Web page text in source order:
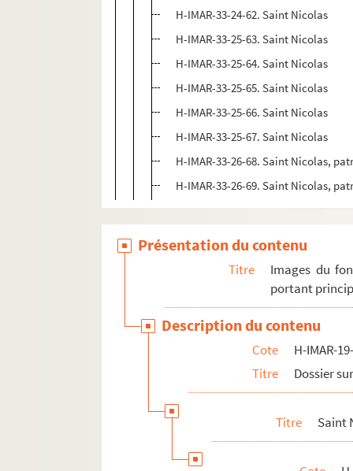
H-IMAR-33-24-62. Saint Nicolas
H-IMAR-33-25-63. Saint Nicolas
H-IMAR-33-25-64. Saint Nicolas
H-IMAR-33-25-65. Saint Nicolas
H-IMAR-33-25-66. Saint Nicolas
H-IMAR-33-25-67. Saint Nicolas
H-IMAR-33-26-68. Saint Nicolas,
H-IMAR-33-26-69. Saint Nicolas,
Présentation du contenu
Titre
Images du
portant
Description du contenu
Cote
H-IMAR-
Titre
Dossier
Titre Saint